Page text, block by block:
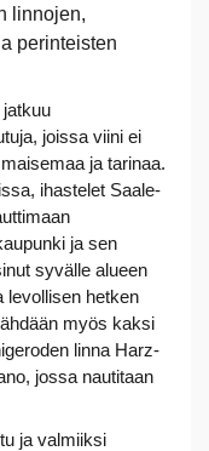
linnojen,
perinteisten
joissa viini ei
ja tarinaa.
ihastelet Saale-
ja sen
syvälle alueen
levollisen hetken
myös kaksi
linna Harz-
jossa nautitaan
ja valmiiksi